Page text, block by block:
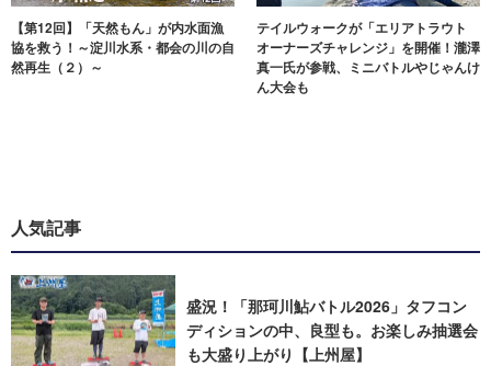
【第12回】「天然もん」が内水面漁
協を救う！～淀川水系・都会の川の自
然再生（２）～
テイルウォークが「エリアトラウト
オーナーズチャレンジ」を開催！瀧澤
真一氏が参戦、ミニバトルやじゃんけ
ん大会も
人気記事
盛況！「那珂川鮎バトル2026」タフコン
ディションの中、良型も。お楽しみ抽選会
も大盛り上がり【上州屋】